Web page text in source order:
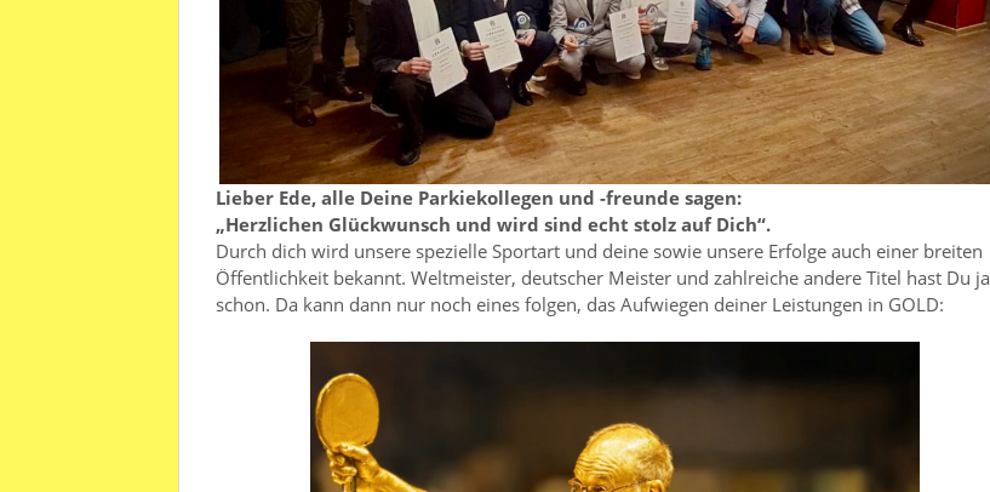
Lieber Ede, alle Deine Parkiekollegen und -freunde sagen:
„Herzlichen Glückwunsch und wird sind echt stolz auf Dich“.
Durch dich wird unsere spezielle Sportart und deine sowie unsere Erfolge auch einer breiten
Öffentlichkeit bekannt. Weltmeister, deutscher Meister und zahlreiche andere Titel hast Du ja
schon. Da kann dann nur noch eines folgen, das Aufwiegen deiner Leistungen in GOLD: